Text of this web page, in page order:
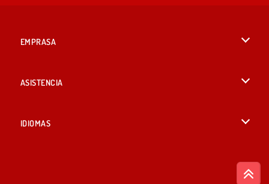
EMPRASA
ASISTENCIA
IDIOMAS